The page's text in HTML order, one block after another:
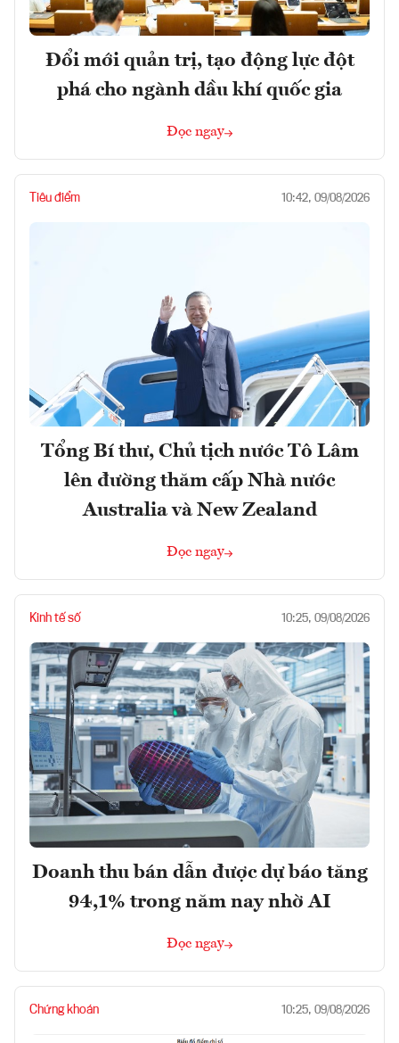
Đổi mới quản trị, tạo động lực đột
phá cho ngành dầu khí quốc gia
Đọc ngay
Tiêu điểm 10:42, 09/08/2026
Tổng Bí thư, Chủ tịch nước Tô Lâm
lên đường thăm cấp Nhà nước
Australia và New Zealand
Đọc ngay
Kinh tế số 10:25, 09/08/2026
Doanh thu bán dẫn được dự báo tăng
94,1% trong năm nay nhờ AI
Đọc ngay
Chứng khoán 10:25, 09/08/2026